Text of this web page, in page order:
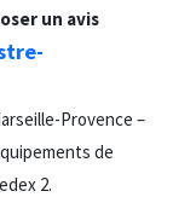
un avis
Provence –
de
2.